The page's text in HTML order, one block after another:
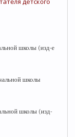
школы (изд-е
школы
школы (изд-